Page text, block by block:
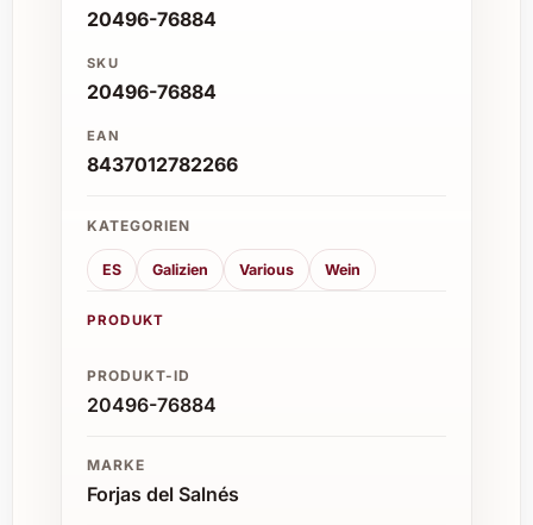
20496-76884
SKU
20496-76884
EAN
8437012782266
KATEGORIEN
ES Galizien Various Wein
PRODUKT
PRODUKT-ID
20496-76884
MARKE
Forjas del Salnés